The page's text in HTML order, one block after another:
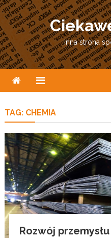
Skip
to
content
Inna strona
TAG: CHEMIA
Rozwój przemysłu